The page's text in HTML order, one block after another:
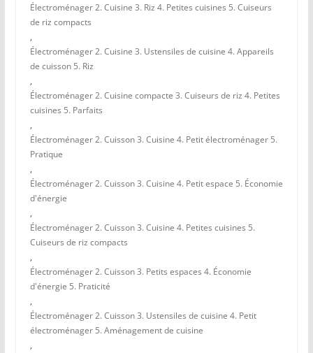
Électroménager 2. Cuisine 3. Riz 4. Petites cuisines 5. Cuiseurs
de riz compacts
,
Électroménager 2. Cuisine 3. Ustensiles de cuisine 4. Appareils
de cuisson 5. Riz
,
Électroménager 2. Cuisine compacte 3. Cuiseurs de riz 4. Petites
cuisines 5. Parfaits
,
Électroménager 2. Cuisson 3. Cuisine 4. Petit électroménager 5.
Pratique
,
Électroménager 2. Cuisson 3. Cuisine 4. Petit espace 5. Économie
d'énergie
,
Électroménager 2. Cuisson 3. Cuisine 4. Petites cuisines 5.
Cuiseurs de riz compacts
,
Électroménager 2. Cuisson 3. Petits espaces 4. Économie
d'énergie 5. Praticité
,
Électroménager 2. Cuisson 3. Ustensiles de cuisine 4. Petit
électroménager 5. Aménagement de cuisine
,